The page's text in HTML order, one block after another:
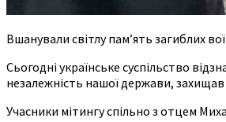
Вшанували світлу пам’ять загиблих
Сьогодні українське суспільство
незалежність нашої держави,
Учасники мітингу спільно з отцем